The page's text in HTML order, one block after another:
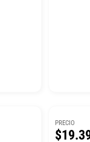
PRECIO